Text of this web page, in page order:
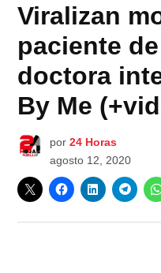
Viralizan
paciente
doctora
By Me
por 24 Horas
agosto 12, 2020